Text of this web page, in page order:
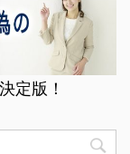
定版！